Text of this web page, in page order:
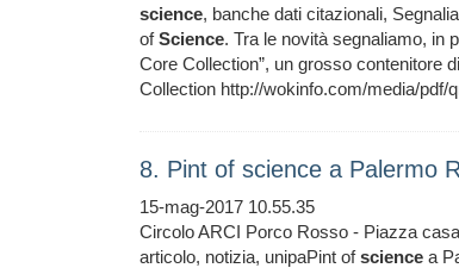
science, banche dati citazionali,
ofScience. Tra le novità segnaliamo, in
Core Collection”, un grosso contenitore
Collection http://wokinfo.com/media/pdf/
8. Pint of science a Palermo
15-mag-2017 10.55.35
Circolo ARCI Porco Rosso - Piazza
articolo, notizia, unipaPint ofscience a